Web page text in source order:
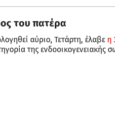
του πατέρα
αύριο, Τετάρτη, έλαβε η
της ενδοοικογενειακής